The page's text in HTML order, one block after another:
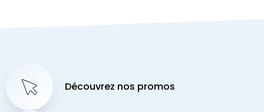
Découvrez nos promos